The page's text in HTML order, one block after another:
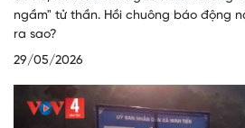
ngầm" tử thần. Hồi chuông báo động
ra sao?
29/05/2026